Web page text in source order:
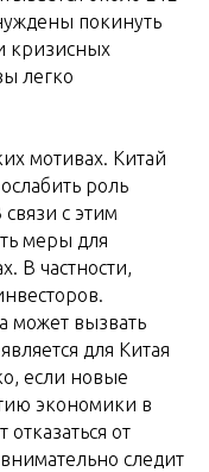
покинуть
кризисных
легко
мотивах. Китай
роль
с этим
меры для
В частности,
может вызвать
для Китая
если новые
экономики в
от
следит